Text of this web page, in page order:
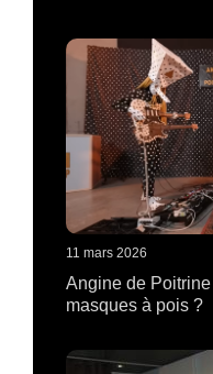
11 mars 2026
Angine de
masques à pois ?